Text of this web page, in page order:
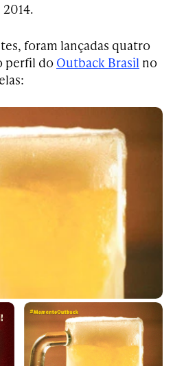
foram lançadas quatro
perfil do Outback Brasil no